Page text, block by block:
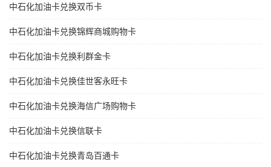
中石化加油卡兑换双币卡
中石化加油卡兑换锦辉商城购物卡
中石化加油卡兑换利群金卡
中石化加油卡兑换佳世客永旺卡
中石化加油卡兑换海信广场购物卡
中石化加油卡兑换信联卡
中石化加油卡兑换青岛百通卡